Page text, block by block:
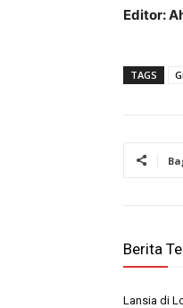
Editor:
TAGS
Berita
Lansia di